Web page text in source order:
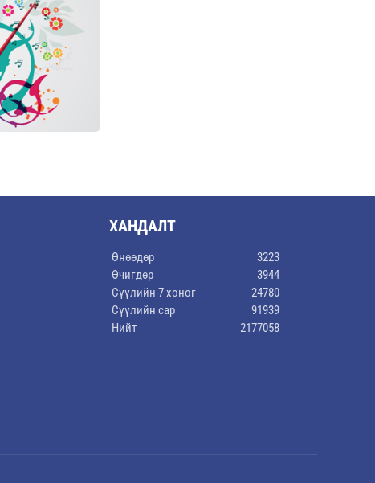
ХАНДАЛТ
Өнөөдөр
3223
Өчигдөр
3944
Сүүлийн 7 хоног
24780
Сүүлийн сар
91939
Нийт
2177058